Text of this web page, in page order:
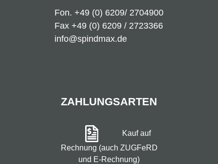
Fon. +49 (0) 6209/ 2704900
Fax +49 (0) 6209 / 2723366
info@spindmax.de
ZAHLUNGSARTEN
Kauf auf
Rechnung (auch ZUGFeRD
und E-Rechnung)